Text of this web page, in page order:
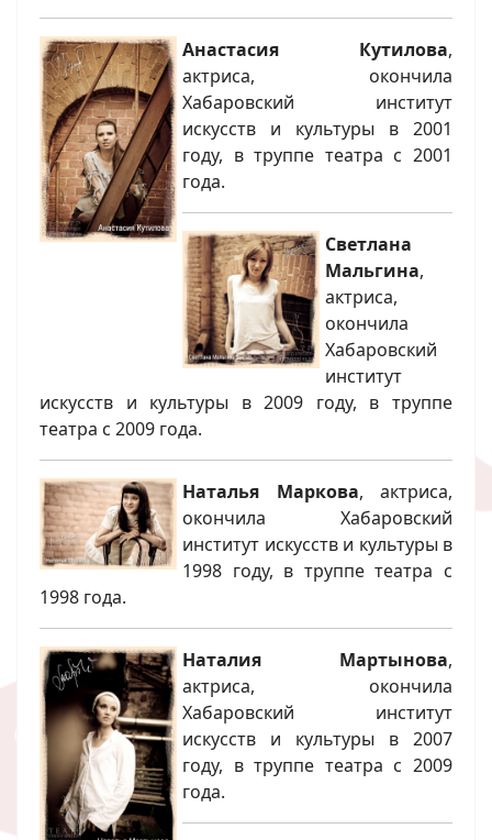
Анастасия Кутилова,
актриса, окончила
Хабаровский институт
искусств и культуры в 2001
году, в труппе театра с 2001
года.
Светлана
Мальгина,
актриса,
окончила
Хабаровский
институт
искусств и культуры в 2009 году, в труппе
театра с 2009 года.
Наталья Маркова, актриса,
окончила Хабаровский
институт искусств и культуры в
1998 году, в труппе театра с
1998 года.
Наталия Мартынова,
актриса, окончила
Хабаровский институт
искусств и культуры в 2007
году, в труппе театра с 2009
года.